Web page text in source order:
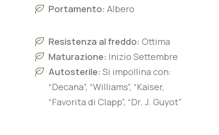
Portamento: Albero
Resistenza al freddo: Ottima
Maturazione: Inizio Settembre
Autosterile: Si impollina con:
“Decana”, “Williams”, “Kaiser,
“Favorita di Clapp”, “Dr. J. Guyot”